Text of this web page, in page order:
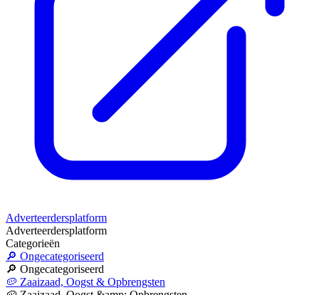
Adverteerdersplatform
Adverteerdersplatform
Categorieën
🔎 Ongecategoriseerd
🔎 Ongecategoriseerd
🥔 Zaaizaad, Oogst & Opbrengsten